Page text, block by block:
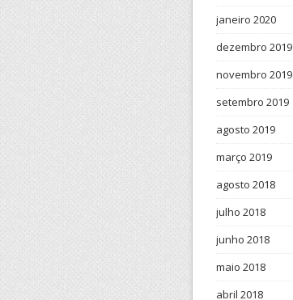
janeiro 2020
dezembro 2019
novembro 2019
setembro 2019
agosto 2019
março 2019
agosto 2018
julho 2018
junho 2018
maio 2018
abril 2018